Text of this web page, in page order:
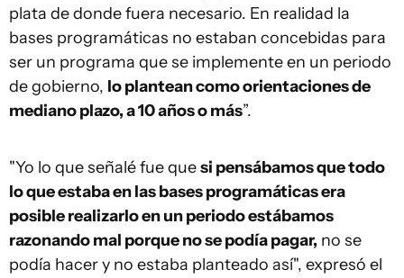
plata de donde fuera necesario. En realidad la
bases programáticas no estaban concebidas para
ser un programa que se implemente en un periodo
de gobierno, lo plantean como orientaciones de
mediano plazo, a 10 años o más”.
"Yo lo que señalé fue quesi pensábamos que todo
lo que estaba en las bases programáticas era
posible realizarlo en un periodo estábamos
razonando mal porque no se podía pagar, no se
podía hacer y no estaba planteado así", expresó el